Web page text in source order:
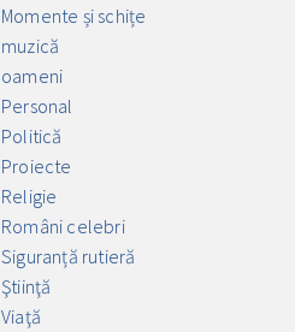
Momente și schițe
muzică
oameni
Personal
Politică
Proiecte
Religie
Români celebri
Siguranță rutieră
Ştiinţă
Viaţă